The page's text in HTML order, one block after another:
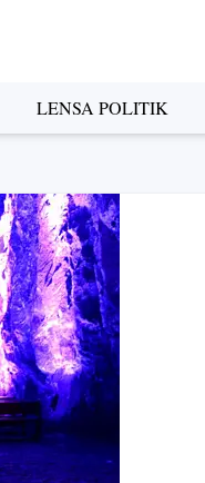
LENSA POLITIK